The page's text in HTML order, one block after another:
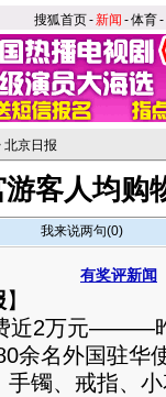
搜狐首页-新闻 -体育-
北京日报
客人均购
我来说两句(0)
有奖评新闻
】
2万元———昨
余名外国驻华
手镯、戒指、